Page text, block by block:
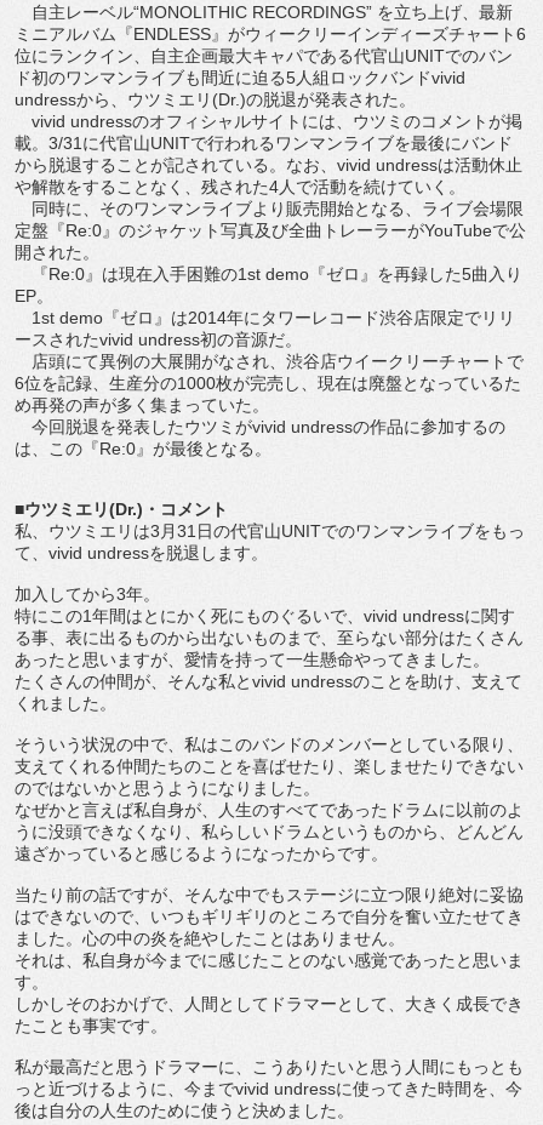
自主レーベル“MONOLITHIC RECORDINGS” を立ち上げ、最新
ミニアルバム『ENDLESS』がウィークリーインディーズチャート6
位にランクイン、自主企画最大キャパである代官山UNITでのバン
ド初のワンマンライブも間近に迫る5人組ロックバンドvivid
undressから、ウツミエリ(Dr.)の脱退が発表された。
vivid undressのオフィシャルサイトには、ウツミのコメントが掲
載。3/31に代官山UNITで行われるワンマンライブを最後にバンド
から脱退することが記されている。なお、vivid undressは活動休止
や解散をすることなく、残された4人で活動を続けていく。
同時に、そのワンマンライブより販売開始となる、ライブ会場限
定盤『Re:0』のジャケット写真及び全曲トレーラーがYouTubeで公
開された。
『Re:0』は現在入手困難の1st demo『ゼロ』を再録した5曲入り
EP。
1st demo『ゼロ』は2014年にタワーレコード渋谷店限定でリリ
ースされたvivid undress初の音源だ。
店頭にて異例の大展開がなされ、渋谷店ウイークリーチャートで
6位を記録、生産分の1000枚が完売し、現在は廃盤となっているた
め再発の声が多く集まっていた。
今回脱退を発表したウツミがvivid undressの作品に参加するの
は、この『Re:0』が最後となる。
■ウツミエリ(Dr.)・コメント
私、ウツミエリは3月31日の代官山UNITでのワンマンライブをもっ
て、vivid undressを脱退します。
加入してから3年。
特にこの1年間はとにかく死にものぐるいで、vivid undressに関す
る事、表に出るものから出ないものまで、至らない部分はたくさん
あったと思いますが、愛情を持って一生懸命やってきました。
たくさんの仲間が、そんな私とvivid undressのことを助け、支えて
くれました。
そういう状況の中で、私はこのバンドのメンバーとしている限り、
支えてくれる仲間たちのことを喜ばせたり、楽しませたりできない
のではないかと思うようになりました。
なぜかと言えば私自身が、人生のすべてであったドラムに以前のよ
うに没頭できなくなり、私らしいドラムというものから、どんどん
遠ざかっていると感じるようになったからです。
当たり前の話ですが、そんな中でもステージに立つ限り絶対に妥協
はできないので、いつもギリギリのところで自分を奮い立たせてき
ました。心の中の炎を絶やしたことはありません。
それは、私自身が今までに感じたことのない感覚であったと思いま
す。
しかしそのおかげで、人間としてドラマーとして、大きく成長でき
たことも事実です。
私が最高だと思うドラマーに、こうありたいと思う人間にもっとも
っと近づけるように、今までvivid undressに使ってきた時間を、今
後は自分の人生のために使うと決めました。